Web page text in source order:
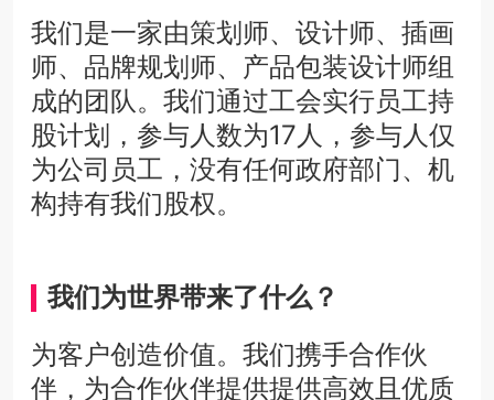
我们是一家由策划师、设计师、插画
师、品牌规划师、产品包装设计师组
成的团队。我们通过工会实行员工持
股计划，参与人数为17人，参与人仅
为公司员工，没有任何政府部门、机
构持有我们股权。
我们为世界带来了什么？
为客户创造价值。我们携手合作伙
伴，为合作伙伴提供提供高效且优质